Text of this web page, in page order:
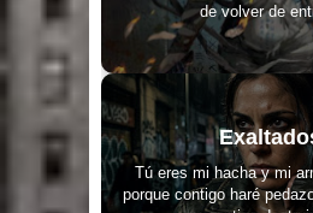
de volver de
Tú eres mi hacha y mi
porque contigo haré